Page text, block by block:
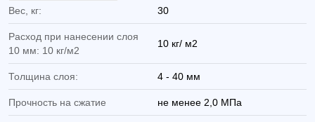
Вес, кг: 30
Расход при нанесении слоя
10 мм: 10 кг/м2
10 кг/ м2
Толщина слоя: 4 - 40 мм
Прочность на сжатие не менее 2,0 МПа